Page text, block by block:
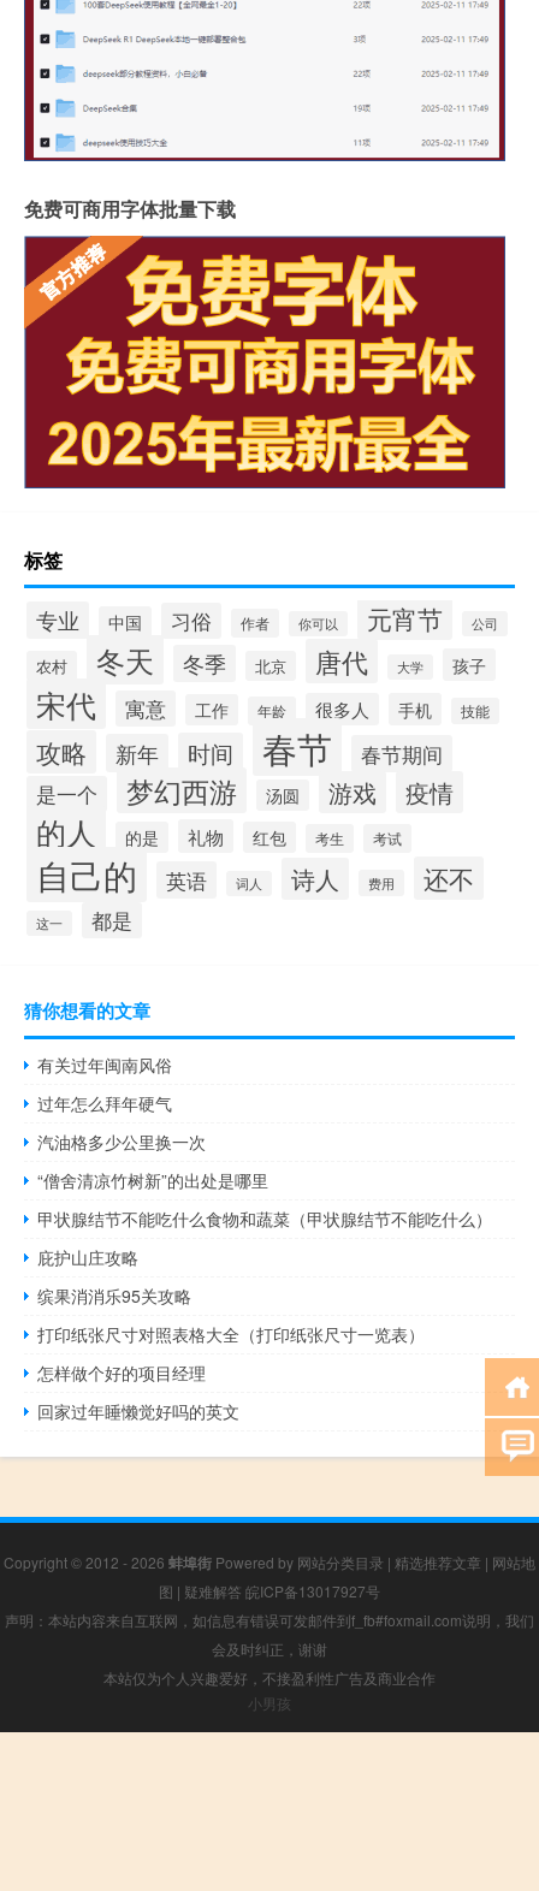
免费可商用字体批量下载
标签
专业 中国 习俗 作者 你可以 元宵节 公司
农村 冬天 冬季 北京 唐代 大学 孩子
宋代 寓意 工作 年龄 很多人 手机 技能
攻略 新年 时间 春节 春节期间
是一个 梦幻西游 汤圆 游戏 疫情
的人 的是 礼物 红包 考生 考试
自己的 英语 词人 诗人 费用 还不
这一 都是
猜你想看的文章
有关过年闽南风俗
过年怎么拜年硬气
汽油格多少公里换一次
“僧舍清凉竹树新”的出处是哪里
甲状腺结节不能吃什么食物和蔬菜（甲状腺结节不能吃什么）
庇护山庄攻略
缤果消消乐95关攻略
打印纸张尺寸对照表格大全（打印纸张尺寸一览表）
怎样做个好的项目经理
回家过年睡懒觉好吗的英文
Copyright © 2012 - 2026 蚌埠街 Powered by 网站分类目录 | 精选推荐文章 | 网站地
图 | 疑难解答 皖ICP备13017927号
声明：本站内容来自互联网，如信息有错误可发邮件到f_fb#foxmail.com说明，我们
会及时纠正，谢谢
本站仅为个人兴趣爱好，不接盈利性广告及商业合作
小男孩